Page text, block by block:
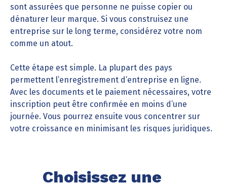
sont assurées que personne ne puisse copier ou
dénaturer leur marque. Si vous construisez une
entreprise sur le long terme, considérez votre nom
comme un atout.
Cette étape est simple. La plupart des pays
permettent l’enregistrement d’entreprise en ligne.
Avec les documents et le paiement nécessaires, votre
inscription peut être confirmée en moins d’une
journée. Vous pourrez ensuite vous concentrer sur
votre croissance en minimisant les risques juridiques.
Choisissez une